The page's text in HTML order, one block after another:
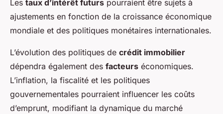
Les taux d’intérêt futurs pourraient être sujets à
ajustements en fonction de la croissance économique
mondiale et des politiques monétaires internationales.
L’évolution des politiques de crédit immobilier
dépendra également des facteurs économiques.
L’inflation, la fiscalité et les politiques
gouvernementales pourraient influencer les coûts
d’emprunt, modifiant la dynamique du marché